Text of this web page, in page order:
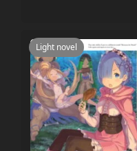
Light novel